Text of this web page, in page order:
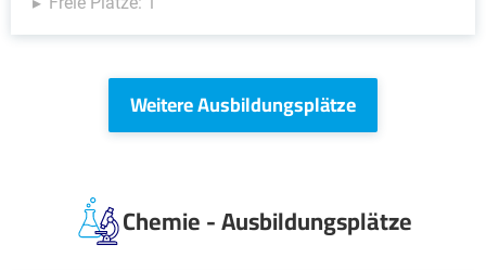
Weitere Ausbildungsplätze
Chemie - Ausbildungsplätze